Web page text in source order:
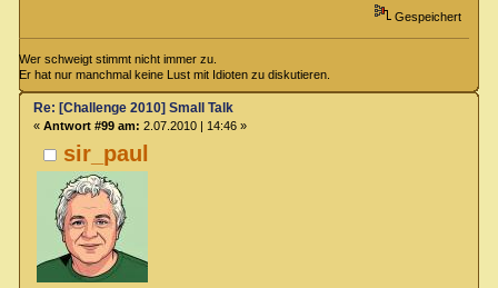
Gespeichert
Wer schweigt stimmt nicht immer zu.
Er hat nur manchmal keine Lust mit Idioten zu diskutieren.
sir_paul
Re: [Challenge 2010] Small Talk
« Antwort #99 am: 2.07.2010 | 14:46 »